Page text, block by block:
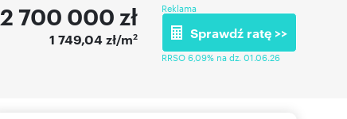
2 700 000 zł
1 749,04 zł/m2
Reklama
Sprawdź ratę >>
RRSO 6,09% na dz. 01.06.26